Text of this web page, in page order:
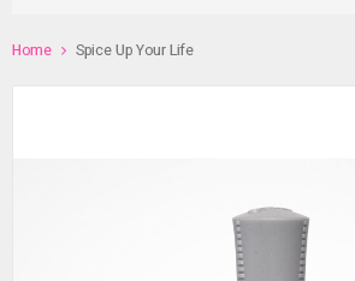
Home Spice Up Your Life